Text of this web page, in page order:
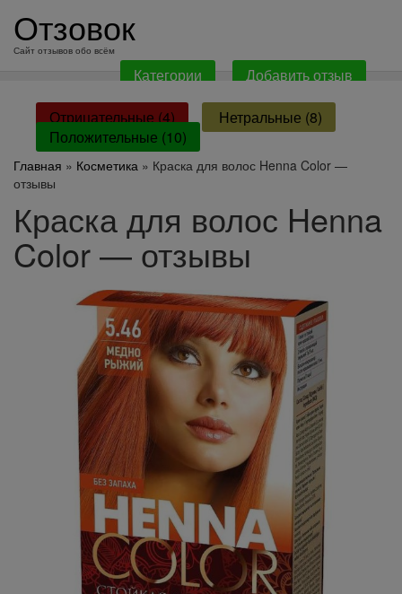
содержанию
Отзовок
Сайт отзывов обо всём
Категории Добавить отзыв
Отрицательные (4)
Нетральные (8)
Положительные (10)
Главная » Косметика » Краска для волос Henna Color —
отзывы
Краска для волос Henna
Color — отзывы